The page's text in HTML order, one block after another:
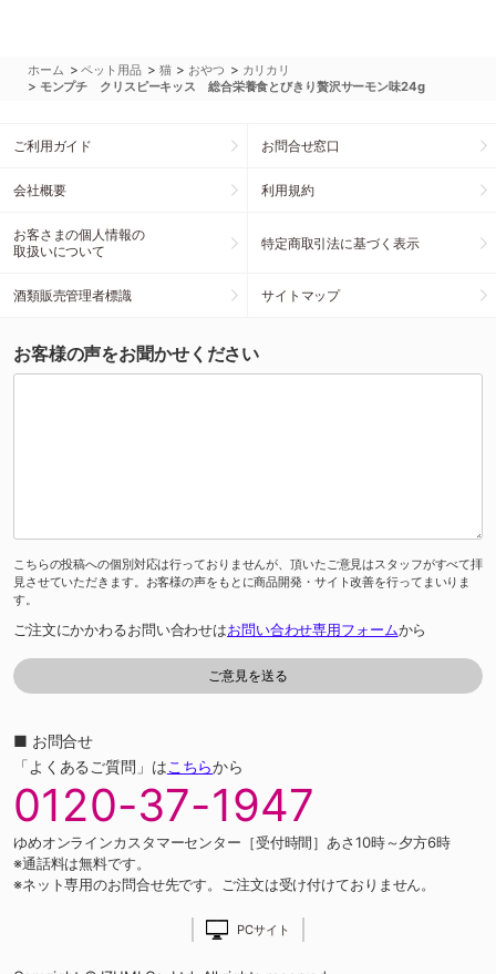
ホーム >ペット用品 > 猫 > おやつ > カリカリ
> モンプチ クリスピーキッス 総合栄養食とびきり贅沢サーモン味24g
ご利用ガイド お問合せ窓口
会社概要 利用規約
お客さまの個人情報の
取扱いについて
特定商取引法に基づく表示
酒類販売管理者標識 サイトマップ
お客様の声をお聞かせください
こちらの投稿への個別対応は行っておりませんが、頂いたご意見はスタッフがすべて拝
見させていただきます。お客様の声をもとに商品開発・サイト改善を行ってまいりま
す。
ご注文にかかわるお問い合わせはお問い合わせ専用フォームから
■ お問合せ
「よくあるご質問」はこちらから
0120-37-1947
ゆめオンラインカスタマーセンター［受付時間］あさ10時～夕方6時
※通話料は無料です。
※ネット専用のお問合せ先です。ご注文は受け付けておりません。
PCサイト